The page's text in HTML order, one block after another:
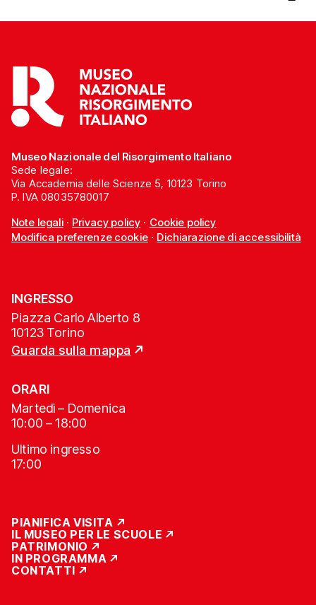
Museo Nazionale del Risorgimento Italiano
Sede legale:
Via Accademia delle Scienze 5, 10123 Torino
P. IVA 08035780017
Note legali· Privacy policy · Cookie policy
Modifica preferenze cookie· Dichiarazione di accessibilità
INGRESSO
Piazza Carlo Alberto 8
10123 Torino
Guarda sulla mappa
ORARI
Martedì – Domenica
10:00 – 18:00
Ultimo ingresso
17:00
PIANIFICA VISITA
IL MUSEO PER LE SCUOLE
PATRIMONIO
IN PROGRAMMA
CONTATTI